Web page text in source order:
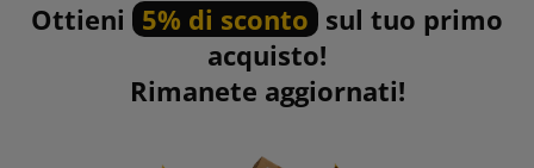
Ottieni 5% di sconto sul tuo primo
acquisto!
Rimanete aggiornati!